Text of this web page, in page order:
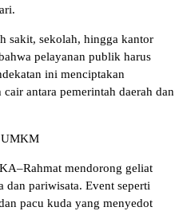
sakit, sekolah, hingga kantor
pelayanan publik harus
ini menciptakan
antara pemerintah daerah dan
UMKM
mendorong geliat
dan pariwisata. Event seperti
pacu kuda yang menyedot